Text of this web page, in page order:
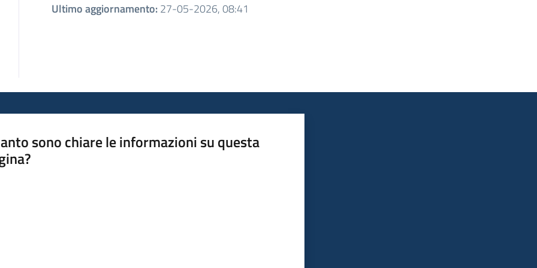
Ultimo aggiornamento:27-05-2026, 08:41
sono chiare le informazioni su questa